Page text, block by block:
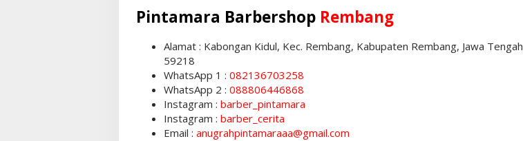
Pintamara Barbershop Rembang
Alamat : Kabongan Kidul, Kec. Rembang, Kabupaten Rembang, Jawa Tengah
59218
WhatsApp 1 : 082136703258
WhatsApp 2 : 088806446868
Instagram : barber_pintamara
Instagram : barber_cerita
Email : anugrahpintamaraaa@gmail.com